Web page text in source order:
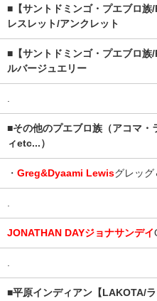
■【サントドミンゴ・プエブロ
レスレット/アンクレット
■【サントドミンゴ・プエブロ族
ルバージュエリー
■その他のプエブロ族（アコマ・
ィetc...）
・ Greg&Dyaami Lewisグレッグ
JONATHAN DAYジョナサンデイ
■平原インディアン【LAKOTA/